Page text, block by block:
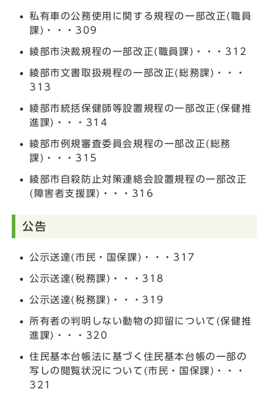
私有車の公務使用に関する規程の一部改正(職員
課)・・・309
綾部市決裁規程の一部改正(職員課)・・・312
綾部市文書取扱規程の一部改正(総務課)・・・
313
綾部市統括保健師等設置規程の一部改正(保健推
進課)・・・314
綾部市例規審査委員会規程の一部改正(総務
課)・・・315
綾部市自殺防止対策連絡会設置規程の一部改正
(障害者支援課)・・・316
公告
公示送達(市民・国保課)・・・317
公示送達(税務課)・・・318
公示送達(税務課)・・・319
所有者の判明しない動物の抑留について(保健推
進課)・・・320
住民基本台帳法に基づく住民基本台帳の一部の
写しの閲覧状況について(市民・国保課)・・・
321